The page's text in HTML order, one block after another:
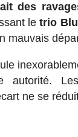
des
letrio
mauvais
autorité.
ne se